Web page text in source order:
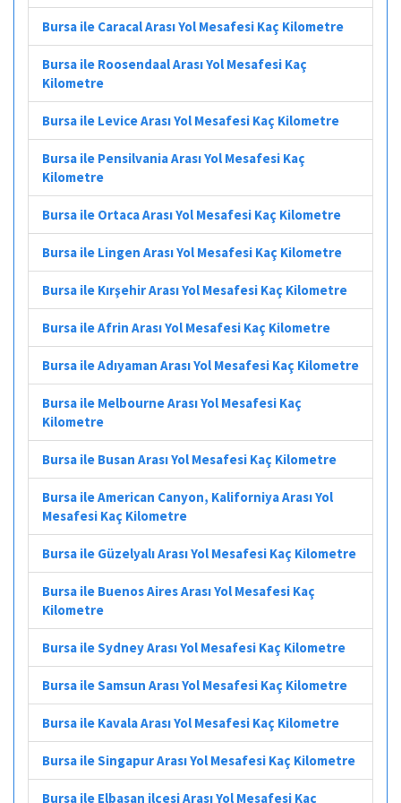
Bursa ile Caracal Arası Yol Mesafesi Kaç Kilometre
Bursa ile Roosendaal Arası Yol Mesafesi Kaç
Kilometre
Bursa ile Levice Arası Yol Mesafesi Kaç Kilometre
Bursa ile Pensilvania Arası Yol Mesafesi Kaç
Kilometre
Bursa ile Ortaca Arası Yol Mesafesi Kaç Kilometre
Bursa ile Lingen Arası Yol Mesafesi Kaç Kilometre
Bursa ile Kırşehir Arası Yol Mesafesi Kaç Kilometre
Bursa ile Afrin Arası Yol Mesafesi Kaç Kilometre
Bursa ile Adıyaman Arası Yol Mesafesi Kaç Kilometre
Bursa ile Melbourne Arası Yol Mesafesi Kaç
Kilometre
Bursa ile Busan Arası Yol Mesafesi Kaç Kilometre
Bursa ile American Canyon, Kaliforniya Arası Yol
Mesafesi Kaç Kilometre
Bursa ile Güzelyalı Arası Yol Mesafesi Kaç Kilometre
Bursa ile Buenos Aires Arası Yol Mesafesi Kaç
Kilometre
Bursa ile Sydney Arası Yol Mesafesi Kaç Kilometre
Bursa ile Samsun Arası Yol Mesafesi Kaç Kilometre
Bursa ile Kavala Arası Yol Mesafesi Kaç Kilometre
Bursa ile Singapur Arası Yol Mesafesi Kaç Kilometre
Bursa ile Elbasan ilçesi Arası Yol Mesafesi Kaç